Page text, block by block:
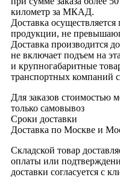
километр за МКАД.
Доставка
продукции, не
Доставка производится
не включает подъем на
и крупногабаритные
транспортных компаний
Для заказов стоимостью
только самовывоз
Сроки доставки
Доставка по Москве и
Складской товар
оплаты или
доставки согласуется с